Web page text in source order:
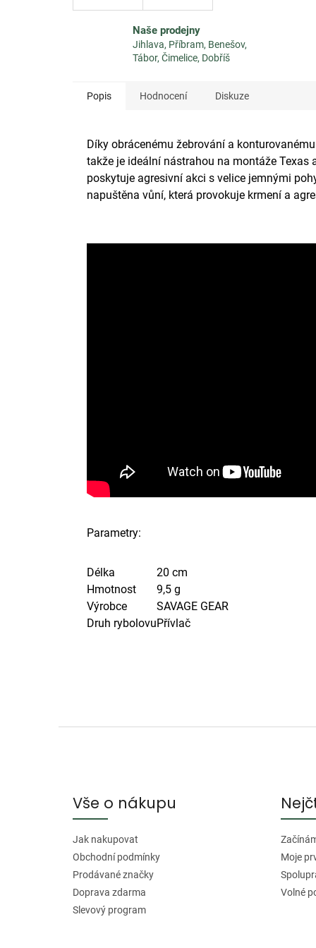
Naše prodejny
Jihlava, Příbram, Benešov,
Tábor, Čimelice, Dobříš
Popis Hodnocení Diskuze
Díky obrácenému žebrování a
takže je ideální nástrahou na montáže
poskytuje agresivní akci s velice jemnými
napuštěna vůní, která provokuje krmení a
Parametry:
Délka
20 cm
Hmotnost
9,5 g
Výrobce
SAVAGE GEAR
Druh rybolovuPřívlač
Vše o nákupu
Jak nakupovat
Obchodní podmínky
Prodávané značky
Doprava zdarma
Slevový program
Moje
Volné